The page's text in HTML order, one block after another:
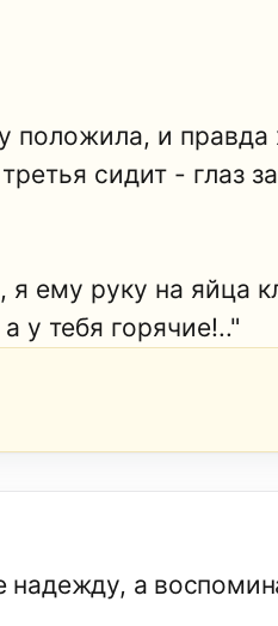
положила, и
сидит - глаз
ему руку на яйца
у тебя горячие!.."
надежду, а